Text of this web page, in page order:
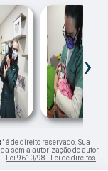
›
" é de direito reservado. Sua
sem a autorização do autor.
Lei 9610/98 - Lei de direitos